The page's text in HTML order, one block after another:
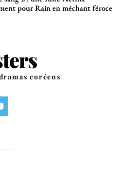
pour Rain en méchant féroce
coréens